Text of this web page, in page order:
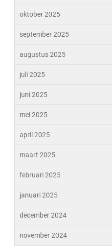
oktober 2025
september 2025
augustus 2025
juli 2025
juni 2025
mei 2025
april 2025
maart 2025
februari 2025
januari 2025
december 2024
november 2024